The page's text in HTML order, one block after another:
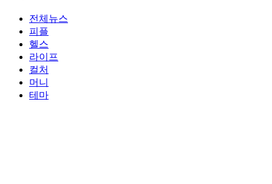
전체뉴스
피플
헬스
라이프
컬처
머니
테마